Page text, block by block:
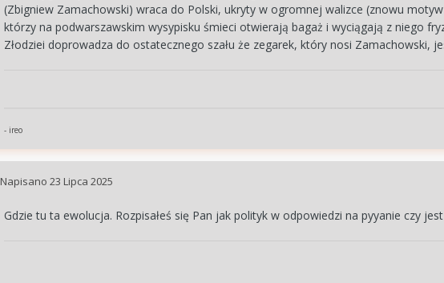
(Zbigniew Zamachowski) wraca do Polski, ukryty w ogromnej walizce (znowu
którzy na podwarszawskim wysypisku śmieci otwierają bagaż i wyciągają z niego
Złodziei doprowadza do ostatecznego szału że zegarek, który nosi Zamachowski,
- ireo
Napisano 23 Lipca 2025
Gdzie tu ta ewolucja. Rozpisałeś się Pan jak polityk w odpowiedzi na pyyanie czy